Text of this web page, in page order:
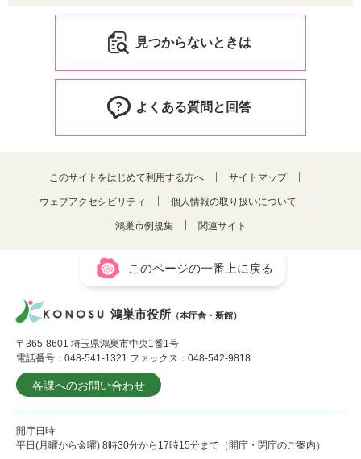
見つからないときは
よくある質問と回答
このサイトをはじめて利用する方へ サイトマップ
ウェブアクセシビリティ 個人情報の取り扱いについて
鴻巣市例規集 関連サイト
このページの一番上に戻る
鴻巣市役所 （本庁舎・新館）
〒365-8601 埼玉県鴻巣市中央1番1号
電話番号：048-541-1321 ファックス：048-542-9818
各課へのお問い合わせ
開庁日時
平日(月曜から金曜) 8時30分から17時15分まで（開庁・閉庁のご案内）